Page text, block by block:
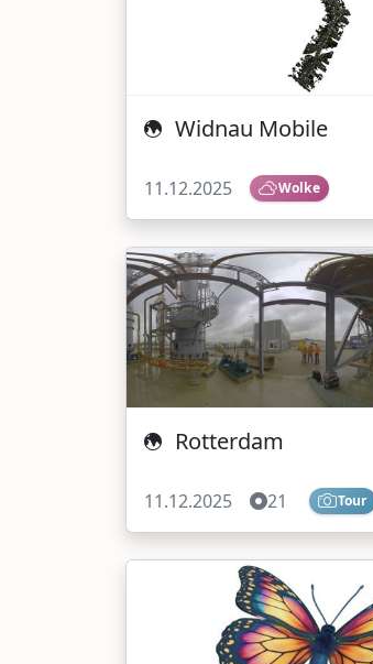
Widnau Mobile
11.12.2025 Wolke
Rotterdam
11.12.2025 21 Tour